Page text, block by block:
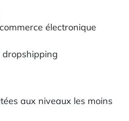
électronique
dropshipping
aux niveaux les moins